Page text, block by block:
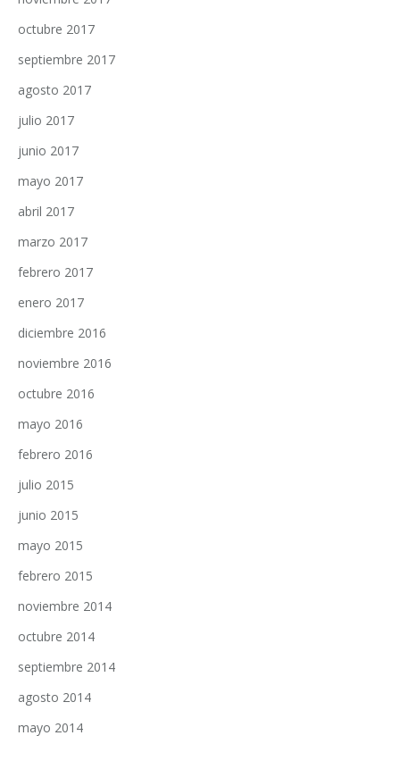
octubre 2017
septiembre 2017
agosto 2017
julio 2017
junio 2017
mayo 2017
abril 2017
marzo 2017
febrero 2017
enero 2017
diciembre 2016
noviembre 2016
octubre 2016
mayo 2016
febrero 2016
julio 2015
junio 2015
mayo 2015
febrero 2015
noviembre 2014
octubre 2014
septiembre 2014
agosto 2014
mayo 2014